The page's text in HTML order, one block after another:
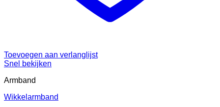
Toevoegen aan verlanglijst
Snel bekijken
Armband
Wikkelarmband